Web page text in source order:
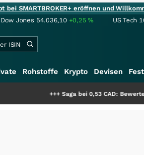
bei SMARTBROKER+ eröffnen und
Dow Jones 54.036,10 +0,25% US Tech
Rohstoffe Krypto Devisen
Saga bei 0,53 CAD: Bewertet der